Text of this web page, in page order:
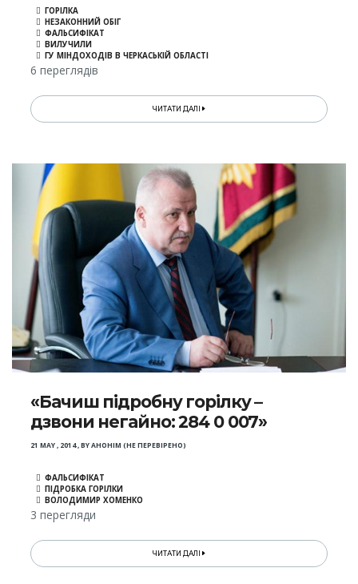
ГОРІЛКА
НЕЗАКОННИЙ ОБІГ
ФАЛЬСИФІКАТ
ВИЛУЧИЛИ
ГУ МІНДОХОДІВ В ЧЕРКАСЬКІЙ ОБЛАСТІ
6 переглядів
ЧИТАТИ ДАЛІ
«Бачиш підробну горілку –
дзвони негайно: 284 0 007»
21 MAY , 2014,BYАНОНІМ (НЕ ПЕРЕВІРЕНО)
ФАЛЬСИФІКАТ
ПІДРОБКА ГОРІЛКИ
ВОЛОДИМИР ХОМЕНКО
3 перегляди
ЧИТАТИ ДАЛІ